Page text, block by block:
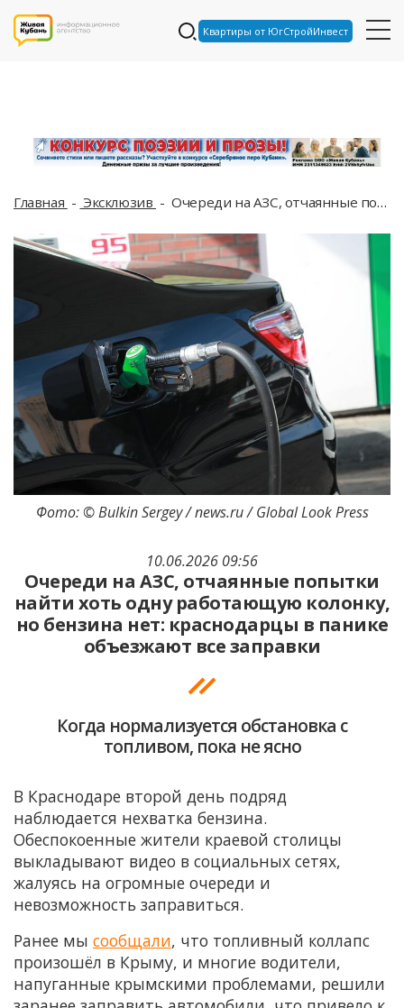
Квартиры от ЮгСтройИнвест
Главная Эксклюзив Очереди на АЗС, отчаянные попытки найти хоть одну работающую колонку, но бензина нет: краснодарцы в панике объезжают все заправки
10.06.2026 09:56
Очереди на АЗС, отчаянные попытки
найти хоть одну работающую колонку,
но бензина нет: краснодарцы в панике
объезжают все заправки
Когда нормализуется обстановка с
топливом, пока не ясно
Фото: © Bulkin Sergey / news.ru / Global Look Press
В Краснодаре второй день подряд
наблюдается нехватка бензина.
Обеспокоенные жители краевой столицы
выкладывают видео в социальных сетях,
жалуясь на огромные очереди и
невозможность заправиться.
Ранее мы сообщали, что топливный коллапс
произошёл в Крыму, и многие водители,
напуганные крымскими проблемами, решили